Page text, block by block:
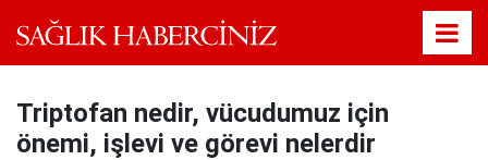
Triptofan nedir, vücudumuz için
önemi, işlevi ve görevi nelerdir